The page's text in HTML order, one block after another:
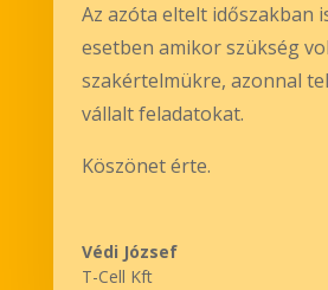
Az azóta eltelt időszakban
esetben amikor szükség
szakértelmükre, azonnal
vállalt feladatokat.
Köszönet érte.
Védi József
T-Cell Kft